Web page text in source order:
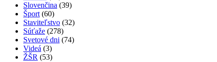
Slovenčina (39)
Šport(60)
Staviteľstvo (32)
Súťaže (278)
Svetové dni (74)
Videá (3)
ŽŠR (53)